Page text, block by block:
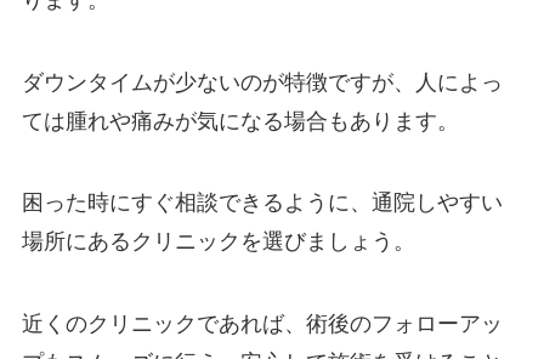
ダウンタイムが少ないのが特徴ですが、人によっ
ては腫れや痛みが気になる場合もあります。
困った時にすぐ相談できるように、通院しやすい
場所にあるクリニックを選びましょう。
近くのクリニックであれば、術後のフォローアッ